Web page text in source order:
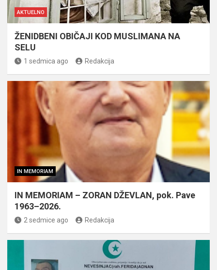
AKTUELNO
ŽENIDBENI OBIČAJI KOD MUSLIMANA NA
SELU
1 sedmica ago Redakcija
IN MEMORIAM
IN MEMORIAM – ZORAN DŽEVLAN, pok. Pave
1963–2026.
2 sedmice ago Redakcija